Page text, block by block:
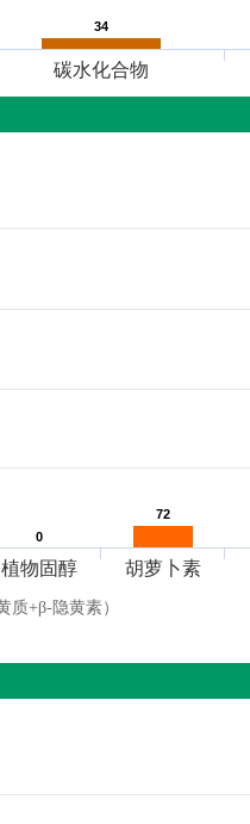
34
34
碳水化合物
+β-隐黄素）
0
0
72
72
植物固醇 胡萝卜素